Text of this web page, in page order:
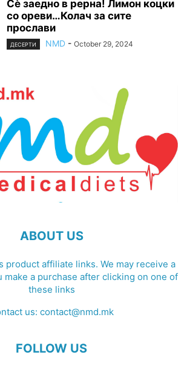
Сѐ заедно в рерна! Лимон коцки
со ореви…Колач за сите
прослави
ДЕСЕРТИ NMD - October 29, 2024
ABOUT US
product affiliate links. We may receive a
make a purchase after clicking on one of
these links
us: contact@nmd.mk
FOLLOW US